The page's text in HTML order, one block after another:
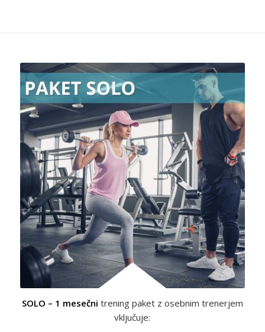
SOLO – 1 mesečni trening paket z osebnim trenerjem
vključuje: